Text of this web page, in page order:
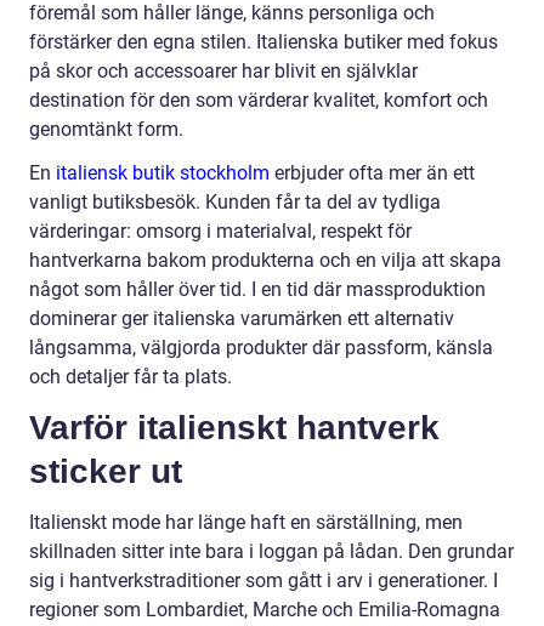
föremål som håller länge, känns personliga och
förstärker den egna stilen. Italienska butiker med fokus
på skor och accessoarer har blivit en självklar
destination för den som värderar kvalitet, komfort och
genomtänkt form.
En italiensk butik stockholm erbjuder ofta mer än ett
vanligt butiksbesök. Kunden får ta del av tydliga
värderingar: omsorg i materialval, respekt för
hantverkarna bakom produkterna och en vilja att skapa
något som håller över tid. I en tid där massproduktion
dominerar ger italienska varumärken ett alternativ
långsamma, välgjorda produkter där passform, känsla
och detaljer får ta plats.
Varför italienskt hantverk
sticker ut
Italienskt mode har länge haft en särställning, men
skillnaden sitter inte bara i loggan på lådan. Den grundar
sig i hantverkstraditioner som gått i arv i generationer. I
regioner som Lombardiet, Marche och Emilia-Romagna